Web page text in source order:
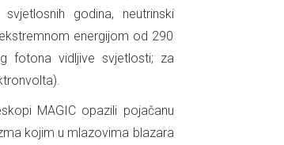
godina, neutrinski
energijom od 290
fotona vidljive svjetlosti; za
MAGIC opazili pojačanu
kojim u mlazovima blazara